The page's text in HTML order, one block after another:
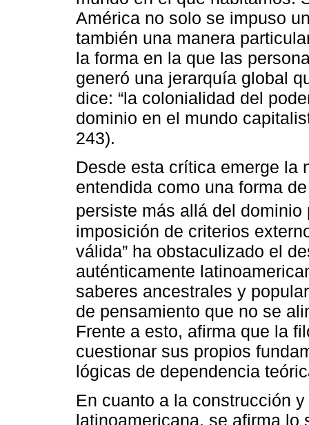
América no solo se impuso
también una manera
la forma en la que las
generó una jerarquía global
dice: “la colonialidad del
dominio en el mundo
243).
Desde esta crítica emerge la
entendida como una forma
persiste más allá del
imposición de criterios
válida” ha obstaculizado el
auténticamente
saberes ancestrales y
de pensamiento que no se
Frente a esto, afirma que la
cuestionar sus propios
lógicas de dependencia
En cuanto a la construcción
latinoamericana, se afirma